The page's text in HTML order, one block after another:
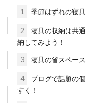
1 季節はずれの寝
2
寝具の収納は共
納してみよう！
3 寝具の省スペー
4
ブログで話題の
すく！